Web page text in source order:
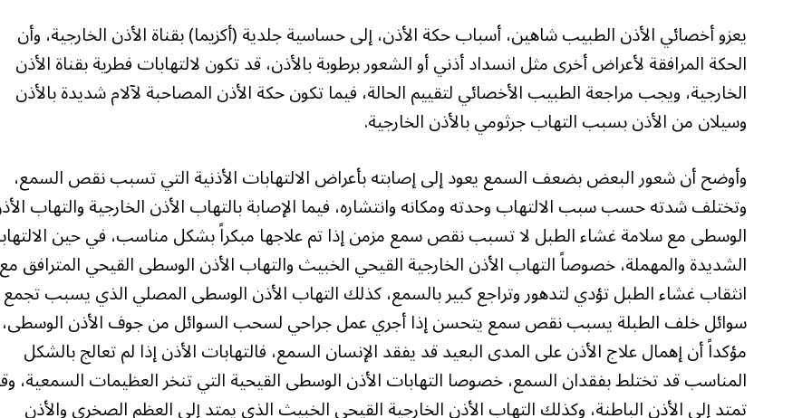
يعزو أخصائي الأذن الطبيب شاهين، أسباب حكة الأذن، إلى حساسية جلدية (أكزيما) بقناة الأذن الخارجية، وأن
الحكة المرافقة لأعراض أخرى مثل انسداد أذني أو الشعور برطوبة بالأذن، قد تكون لالتهابات فطرية بقناة الأذن
الخارجية، ويجب مراجعة الطبيب الأخصائي لتقييم الحالة، فيما تكون حكة الأذن المصاحبة لآلام شديدة بالأذن
وسيلان من الأذن بسبب التهاب جرثومي بالأذن الخارجية.
وأوضح أن شعور البعض بضعف السمع يعود إلى إصابته بأعراض الالتهابات الأذنية التي تسبب نقص السمع،
وتختلف شدته حسب سبب الالتهاب وحدته ومكانه وانتشاره، فيما الإصابة بالتهاب الأذن الخارجية والتهاب
الوسطى مع سلامة غشاء الطبل لا تسبب نقص سمع مزمن إذا تم علاجها مبكراً بشكل مناسب، في حين
الشديدة والمهملة، خصوصاً التهاب الأذن الخارجية القيحي الخبيث والتهاب الأذن الوسطى القيحي المترافق مع
انثقاب غشاء الطبل تؤدي لتدهور وتراجع كبير بالسمع، كذلك التهاب الأذن الوسطى المصلي الذي يسبب تجمع
سوائل خلف الطبلة يسبب نقص سمع يتحسن إذا أجري عمل جراحي لسحب السوائل من جوف الأذن الوسطى،
مؤكداً أن إهمال علاج الأذن على المدى البعيد قد يفقد الإنسان السمع، فالتهابات الأذن إذا لم تعالج بالشكل
المناسب قد تختلط بفقدان السمع، خصوصا التهابات الأذن الوسطى القيحية التي تنخر العظيمات السمعية،
تمتد إلى الأذن الباطنة، وكذلك التهاب الأذن الخارجية القيحي الخبيث الذي يمتد إلى العظم الصخري والأذن